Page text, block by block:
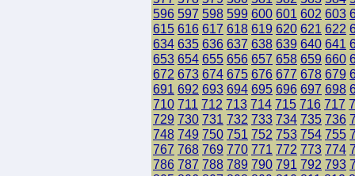
596 597 598 599 600 601 602 603
615 616 617 618 619 620 621 622
634 635 636 637 638 639 640 641
653 654 655 656 657 658 659 660
672 673 674 675 676 677 678 679
691 692 693 694 695 696 697 698
710 711 712 713 714 715 716 717
729 730 731 732 733 734 735 736
748 749 750 751 752 753 754 755
767 768 769 770 771 772 773 774
786 787 788 789 790 791 792 793